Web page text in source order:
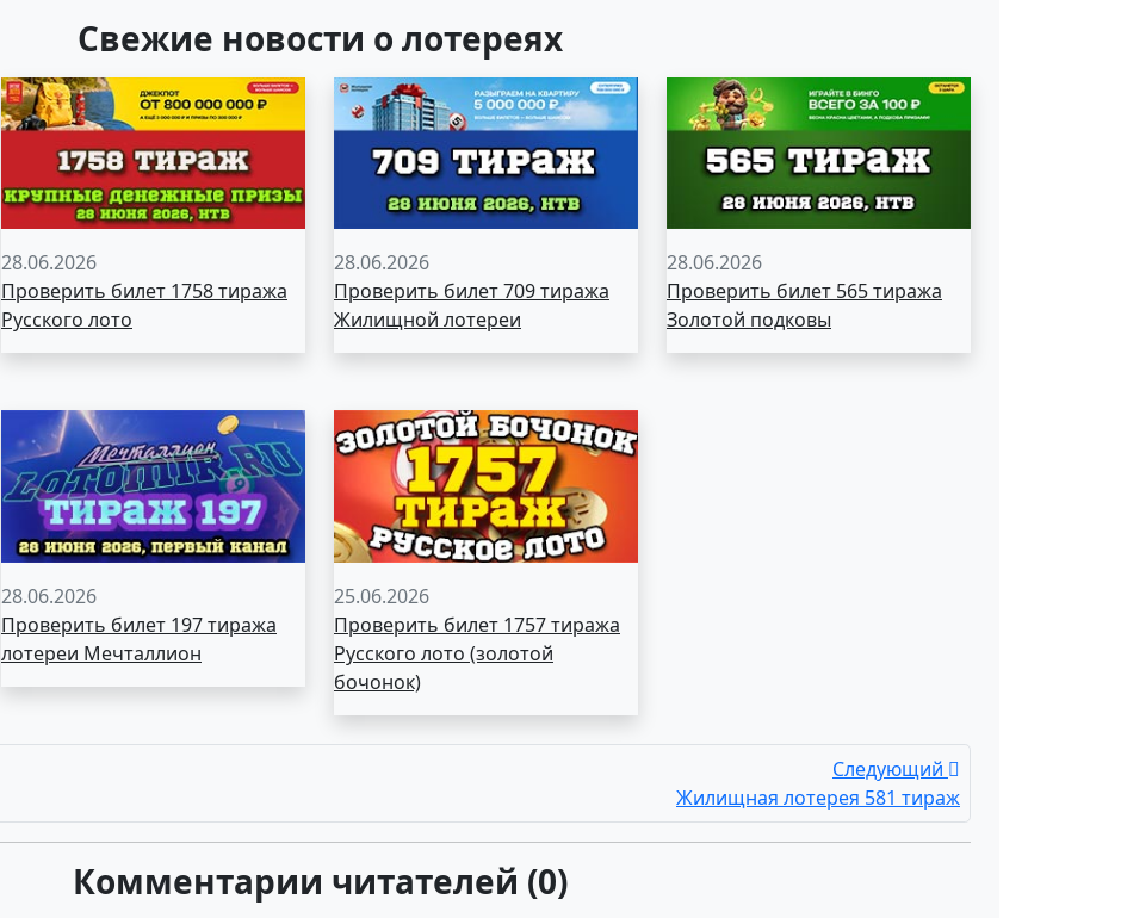
Свежие новости о лотереях
28.06.2026
Проверить билет 1758 тиража
Русского лото
28.06.2026
Проверить билет 709 тиража
Жилищной лотереи
28.06.2026
Проверить билет 565 тиража
Золотой подковы
28.06.2026
Проверить билет 197 тиража
лотереи Мечталлион
25.06.2026
Проверить билет 1757 тиража
Русского лото (золотой
бочонок)
Следующий
Жилищная лотерея 581 тираж
Комментарии читателей (0)